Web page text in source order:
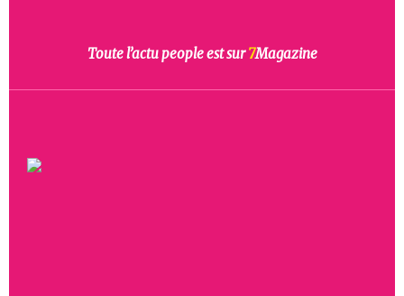
Toute l’actu people est sur7Magazine